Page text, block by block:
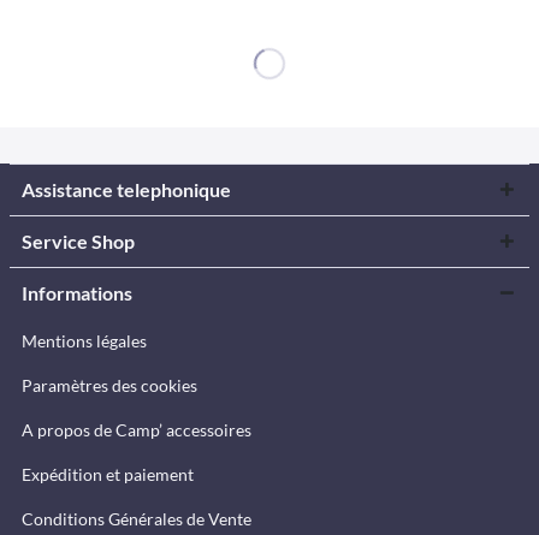
Assistance telephonique
Service Shop
Informations
Mentions légales
Paramètres des cookies
A propos de Camp’ accessoires
Expédition et paiement
Conditions Générales de Vente